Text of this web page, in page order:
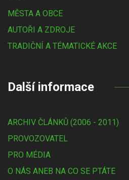
MĚSTA A OBCE
AUTOŘI A ZDROJE
TRADIČNÍ A TÉMATICKÉ AKCE
Další informace
ARCHIV ČLÁNKŮ (2006 - 2011)
PROVOZOVATEL
PRO MÉDIA
O NÁS ANEB NA CO SE PTÁTE